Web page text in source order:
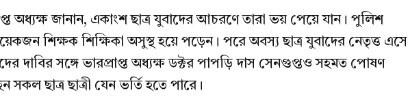
অধ্যক্ষ জানান, একাংশ ছাত্র যুবাদের আচরণে তারা ভয় পেয়ে যান। পুলিশ
শিক্ষক শিক্ষিকা অসুস্থ হয়ে পড়েন। পরে অবস্য ছাত্র যুবাদের নেতৃত্ত এসে
দাবির সঙ্গে ভারপ্রাপ্ত অধ্যক্ষ ডক্টর পাপড়ি দাস সেনগুপ্তও সহমত পোষণ
সকল ছাত্র ছাত্রী যেন ভর্তি হতে পারে।